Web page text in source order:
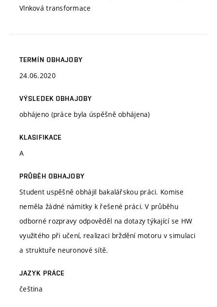
Vlnková transformace
TERMÍN OBHAJOBY
24.06.2020
VÝSLEDEK OBHAJOBY
obhájeno (práce byla úspěšně obhájena)
KLASIFIKACE
A
PRŮBĚH OBHAJOBY
Student uspěšně obhájil bakalářskou práci. Komise
neměla žádné námitky k řešené práci. V průběhu
odborné rozpravy odpověděl na dotazy týkající se HW
využitého při učení, realizaci brždění motoru v simulaci
a struktuře neuronové sítě.
JAZYK PRÁCE
čeština